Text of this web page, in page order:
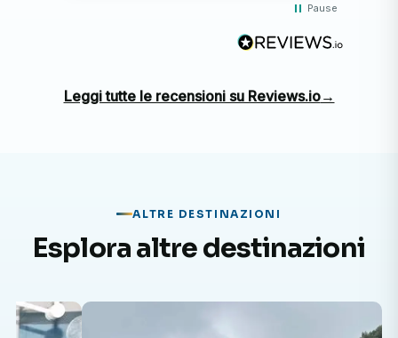
Pause
Leggi tutte le recensioni su Reviews.io→
ALTRE DESTINAZIONI
Esplora altre destinazioni